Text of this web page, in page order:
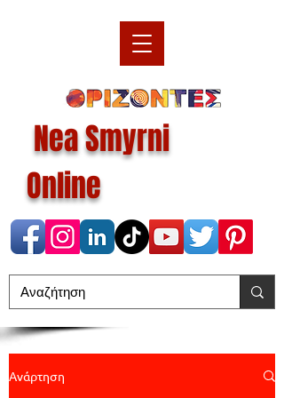
Nea Smyrni
Online
Ανάρτηση